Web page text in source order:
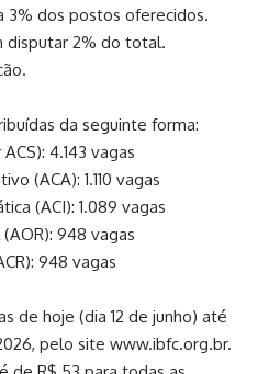
3% dos postos oferecidos.
disputar 2% do total.
da seguinte forma:
4.143 vagas
(ACA): 1.110 vagas
(ACI): 1.089 vagas
948 vagas
948 vagas
de hoje (dia 12 de junho) até
pelo site www.ibfc.org.br.